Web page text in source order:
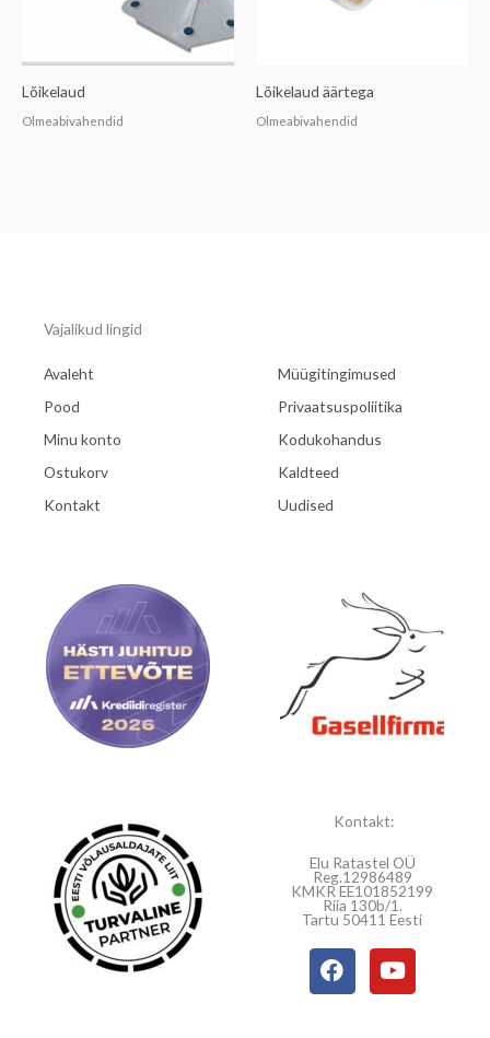
Lõikelaud
Olmeabivahendid
Lõikelaud äärtega
Olmeabivahendid
Vajalikud lingid
Avaleht
Pood
Minu konto
Ostukorv
Kontakt
Müügitingimused
Privaatsuspoliitika
Kodukohandus
Kaldteed
Uudised
Kontakt:
Elu Ratastel OÜ
Reg.12986489
KMKR EE101852199
Riia 130b/1.
Tartu 50411 Eesti
F
a
Y
o